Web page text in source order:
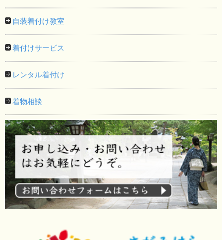
自装着付け教室
着付けサービス
レンタル着付け
着物相談